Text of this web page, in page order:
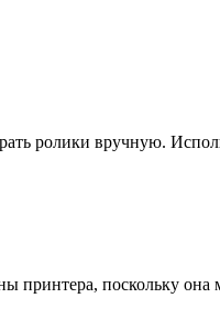
ролики вручную.
принтера, поскольку